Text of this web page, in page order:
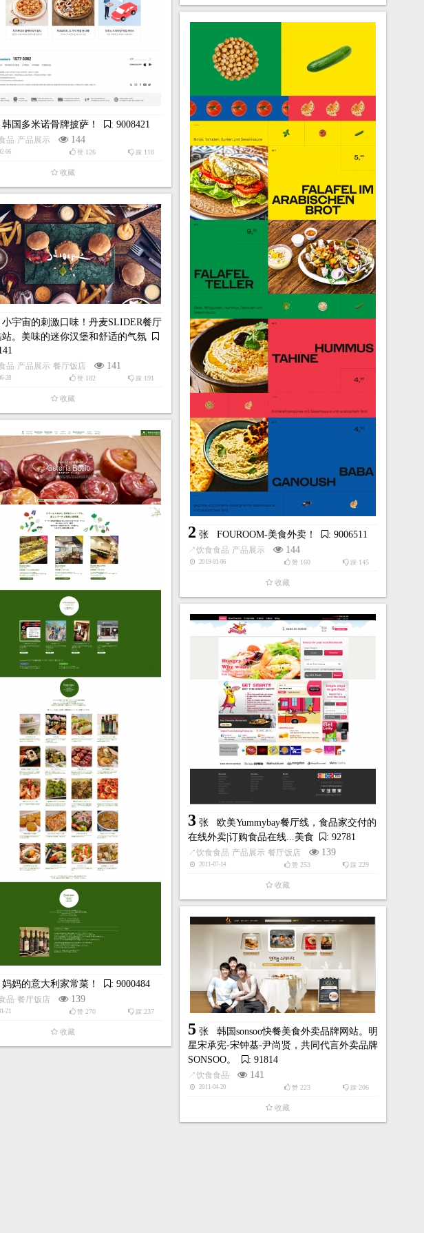
韩国多米诺骨牌披萨！ : 9008421
品 产品展示 144
06 踩 118
赞 126
收藏
2 张 FOUROOM-美食外卖！ : 9006511
↗饮食食品 产品展示 144
2019-01-06 踩 145
赞 160
收藏
小宇宙的刺激口味！丹麦SLIDER餐厅
。美味的迷你汉堡和舒适的气氛
品 产品展示 餐厅饭店 141
28 踩 191
赞 182
收藏
妈妈的意大利家常菜！ : 9000484
品 餐厅饭店 139
21 踩 237
赞 270
收藏
3 张 欧美Yummybay餐厅线，食品家交付的
在线外卖|订购食品在线...美食
: 92781
↗饮食食品 产品展示 餐厅饭店 139
2011-07-14 踩 229
赞 253
收藏
5 张 韩国sonsoo快餐美食外卖品牌网站。明
星宋承宪-宋钟基-尹尚贤，共同代言外卖品牌
SONSOO。
: 91814
↗饮食食品 141
2011-04-20 踩 206
赞 223
收藏